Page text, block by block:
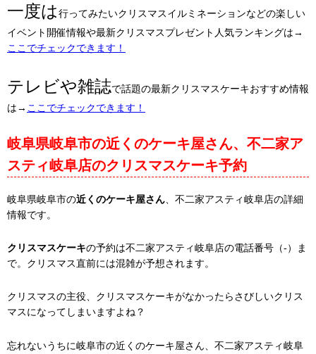
一度は行ってみたいクリスマスイルミネーションなどの楽しい
イベント開催情報や最新クリスマスプレゼント人気ランキングは→
ここでチェックできます！
テレビや雑誌で話題の最新クリスマスケーキおすすめ情報
は→ ここでチェックできます！
岐阜県岐阜市の近くのケーキ屋さん、不二家ア
スティ岐阜店のクリスマスケーキ予約
岐阜県岐阜市の近くのケーキ屋さん 、不二家アスティ岐阜店の詳細
情報です。
クリスマスケーキの予約は不二家アスティ岐阜店の電話番号（-）ま
で。クリスマス直前には混雑が予想されます。
クリスマスの主役、クリスマスケーキがなかったらさびしいクリス
マスになってしまいますよね？
忘れないうちに岐阜市の近くのケーキ屋さん、不二家アスティ岐阜